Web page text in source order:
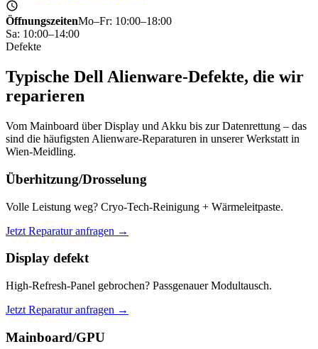
ÖffnungszeitenMo–Fr: 10:00–18:00
Sa: 10:00–14:00
Defekte
Typische Dell Alienware-Defekte, die wir
reparieren
Vom Mainboard über Display und Akku bis zur Datenrettung – das
sind die häufigsten Alienware-Reparaturen in unserer Werkstatt in
Wien-Meidling.
Überhitzung/Drosselung
Volle Leistung weg? Cryo-Tech-Reinigung + Wärmeleitpaste.
Jetzt Reparatur anfragen →
Display defekt
High-Refresh-Panel gebrochen? Passgenauer Modultausch.
Jetzt Reparatur anfragen →
Mainboard/GPU